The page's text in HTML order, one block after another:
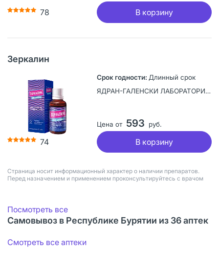
78 В корзину
Зеркалин
74
Длинный срок
ЯДРАН-ГАЛЕНСКИ ЛАБОРАТОРИЙ а.о., Хорватия
Цена от 593 руб.
В корзину
Страница носит информационный характер о наличии препаратов.
Перед назначением и применением проконсультируйтесь с врачом
Посмотреть все
Самовывоз в Республике Бурятии из 36 аптек
Смотреть все аптеки